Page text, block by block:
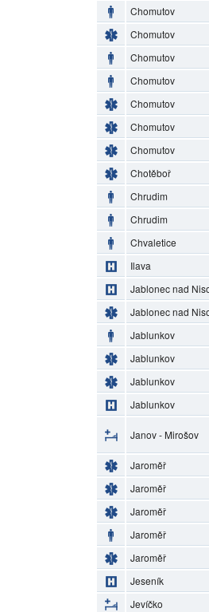
Chomutov
Chomutov
Chomutov
Chomutov
Chomutov
Chomutov
Chomutov
Chotěboř
Chrudim
Chrudim
Chvaletice
Ilava
Jablonec nad
Jablonec nad
Jablunkov
Jablunkov
Jablunkov
Jablunkov
Janov - Mirošov
Jaroměř
Jaroměř
Jaroměř
Jaroměř
Jaroměř
Jeseník
Jevíčko